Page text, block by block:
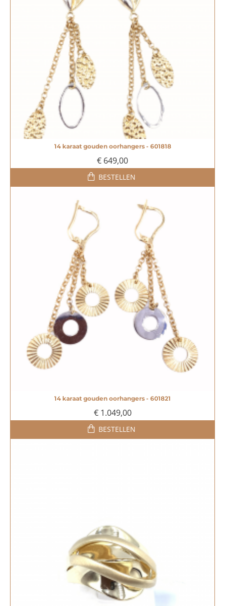
14 karaat gouden oorhangers - 601818
€ 649,00
BESTELLEN
14 karaat gouden oorhangers - 601821
€ 1.049,00
BESTELLEN